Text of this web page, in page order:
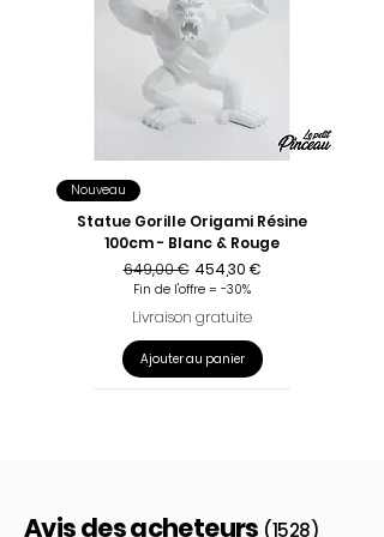
Nouveau
Statue Gorille Origami Résine
100cm - Blanc & Rouge
Prix original
649,00 € Prix promotionnel
454,30 €
Fin de l'offre = -30%
Livraison gratuite
Ajouter au panier
Avis des acheteurs (1528)